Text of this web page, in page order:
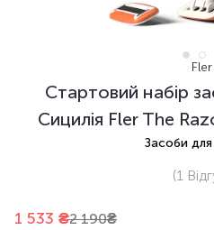
Fler
Стартовий набір
Сицилія Fler The
Засоби для
(1
1 533 ₴2 190₴